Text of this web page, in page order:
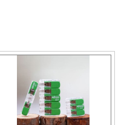
Skip Forward